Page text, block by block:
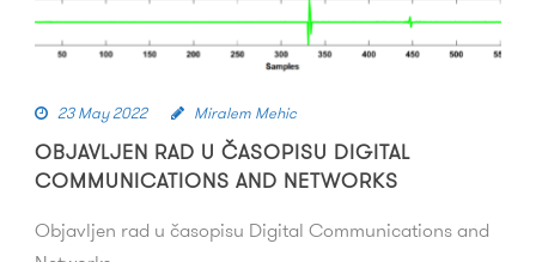
23 May 2022 Miralem Mehic
OBJAVLJEN RAD U ČASOPISU DIGITAL
COMMUNICATIONS AND NETWORKS
Objavljen rad u časopisu Digital Communications and